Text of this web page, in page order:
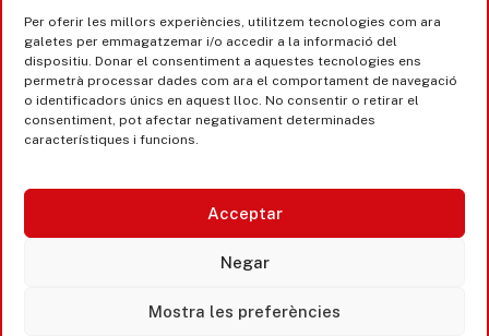
Per oferir les millors experiències, utilitzem tecnologies com ara
galetes per emmagatzemar i/o accedir a la informació del
dispositiu. Donar el consentiment a aquestes tecnologies ens
permetrà processar dades com ara el comportament de navegació
o identificadors únics en aquest lloc. No consentir o retirar el
consentiment, pot afectar negativament determinades
característiques i funcions.
Acceptar
Negar
Mostra les preferències
Accesibilitat
Avís legal, privacitat i cookies